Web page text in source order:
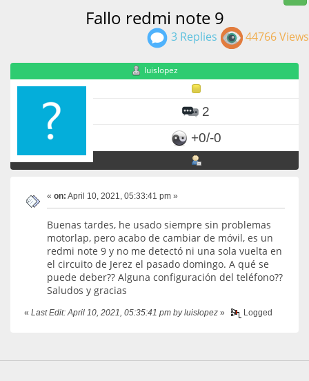
Fallo redmi note 9
3 Replies 44766 Views
luislopez
2
+0/-0
« on: April 10, 2021, 05:33:41 pm »
Buenas tardes, he usado siempre sin problemas
motorlap, pero acabo de cambiar de móvil, es un
redmi note 9 y no me detectó ni una sola vuelta en
el circuito de Jerez el pasado domingo. A qué se
puede deber?? Alguna configuración del teléfono??
Saludos y gracias
« Last Edit: April 10, 2021, 05:35:41 pm by luislopez » Logged